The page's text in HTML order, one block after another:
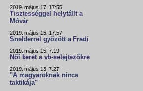
2019. május 17. 17:55
Tisztességgel helytállt a
Móvár
2019. május 15. 17:57
Snelderrel győzött a Fradi
2019. május 15. 7:19
Női keret a vb-selejtezőkre
2019. május 13. 7:27
"A magyaroknak nincs
taktikája"